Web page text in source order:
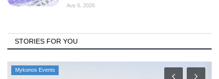
Αυγ 6, 2026
STORIES FOR YOU
Mykonos Events